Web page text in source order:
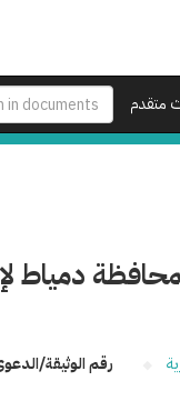
متقدم
دمياط
رقم الوثيقة/